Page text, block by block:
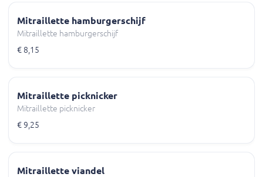
Mitraillette hamburgerschijf
Mitraillette hamburgerschijf
€ 8,15
Mitraillette picknicker
Mitraillette picknicker
€ 9,25
Mitraillette viandel